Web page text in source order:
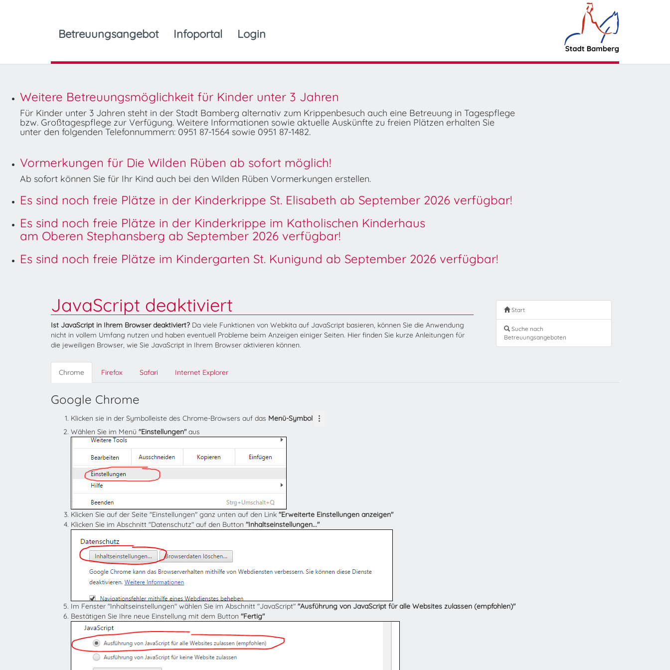
Betreuungsangebot Infoportal Login
Weitere Betreuungsmöglichkeit für Kinder unter 3 Jahren
Für Kinder unter 3 Jahren steht in der Stadt Bamberg alternativ zum Krippenbesuch auch eine Betreuung in Tagespflege
bzw. Großtagespflege zur Verfügung. Weitere Informationen sowie aktuelle Auskünfte zu freien Plätzen erhalten Sie
unter den folgenden Telefonnummern: 0951 87-1564 sowie 0951 87-1482.
Vormerkungen für Die Wilden Rüben ab sofort möglich!
Ab sofort können Sie für Ihr Kind auch bei den Wilden Rüben Vormerkungen erstellen.
Es sind noch freie Plätze in der Kinderkrippe St. Elisabeth ab September 2026 verfügbar!
Es sind noch freie Plätze in der Kinderkrippe im Katholischen Kinderhaus
am Oberen Stephansberg ab September 2026 verfügbar!
Es sind noch freie Plätze im Kindergarten St. Kunigund ab September 2026 verfügbar!
JavaScript deaktiviert
Ist JavaScript in Ihrem Browser deaktiviert? Da viele Funktionen von Webkita auf JavaScript basieren, können Sie die Anwendung
nicht in vollem Umfang nutzen und haben eventuell Probleme beim Anzeigen einiger Seiten. Hier finden Sie kurze Anleitungen für
die jeweiligen Browser, wie Sie JavaScript in Ihrem Browser aktivieren können.
Start
Suche nach
Betreuungsangeboten
Chrome Firefox Safari Internet Explorer
Google Chrome
Klicken sie in der Symbolleiste des Chrome-Browsers auf das Menü-Symbol
Wählen Sie im Menü "Einstellungen"aus
Klicken Sie auf der Seite "Einstellungen" ganz unten auf den Link "Erweiterte Einstellungen anzeigen"
Klicken Sie im Abschnitt "Datenschutz" auf den Button "Inhaltseinstellungen..."
Im Fenster "Inhaltseinstellungen" wählen Sie im Abschnitt "JavaScript" "Ausführung von JavaScript für alle Websites zulassen (empfohlen)"
Bestätigen Sie Ihre neue Einstellung mit dem Button "Fertig"